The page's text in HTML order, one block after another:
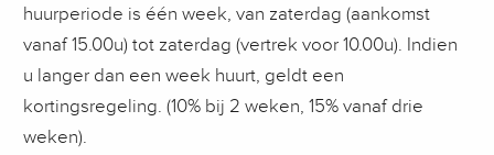
huurperiode is één week, van zaterdag (aankomst
vanaf 15.00u) tot zaterdag (vertrek voor 10.00u). Indien
u langer dan een week huurt, geldt een
kortingsregeling. (10% bij 2 weken, 15% vanaf drie
weken).